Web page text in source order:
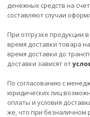
денежных средств на
составляют случаи
При отгрузке продукции
время доставки товара
время доставки до
доставки зависят от
По согласованию с
юридических лиц
оплаты и условия
же, что при безналичном